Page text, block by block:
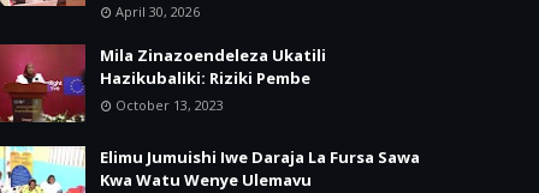
April 30, 2026
Mila Zinazoendeleza Ukatili
Hazikubaliki: Riziki Pembe
October 13, 2023
Elimu Jumuishi Iwe Daraja La Fursa Sawa
Kwa Watu Wenye Ulemavu